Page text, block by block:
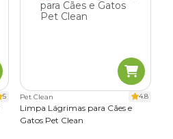
5 Pet Clean 4.8
Limpa Lágrimas para Cães e
Gatos Pet Clean